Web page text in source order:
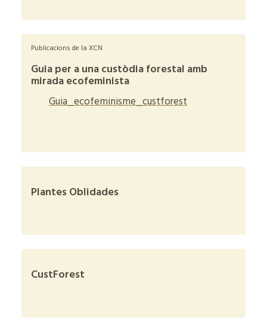
Publicacions de la XCN
Guia per a una custòdia forestal amb
mirada ecofeminista
Guia_ecofeminisme_custforest
Plantes Oblidades
CustForest